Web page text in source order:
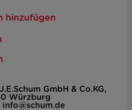
hinzufügen
GmbH & Co.KG,
Würzburg